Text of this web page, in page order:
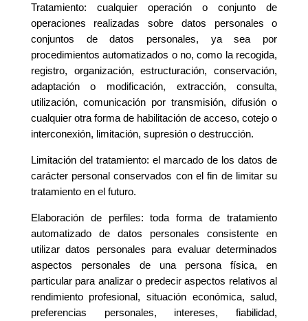
Tratamiento: cualquier operación o conjunto de
operaciones realizadas sobre datos personales o
conjuntos de datos personales, ya sea por
procedimientos automatizados o no, como la recogida,
registro, organización, estructuración, conservación,
adaptación o modificación, extracción, consulta,
utilización, comunicación por transmisión, difusión o
cualquier otra forma de habilitación de acceso, cotejo o
interconexión, limitación, supresión o destrucción.
Limitación del tratamiento: el marcado de los datos de
carácter personal conservados con el fin de limitar su
tratamiento en el futuro.
Elaboración de perfiles: toda forma de tratamiento
automatizado de datos personales consistente en
utilizar datos personales para evaluar determinados
aspectos personales de una persona física, en
particular para analizar o predecir aspectos relativos al
rendimiento profesional, situación económica, salud,
preferencias personales, intereses, fiabilidad,